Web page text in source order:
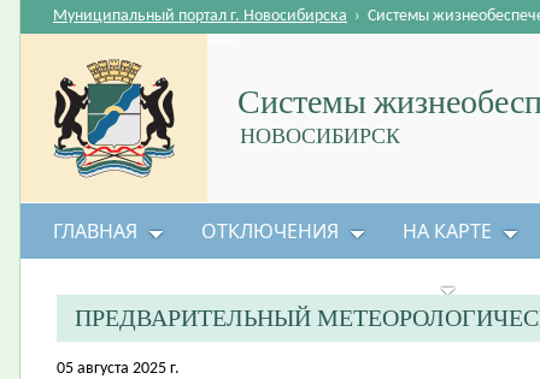
Системы
НОВОСИБИРСК
Муниципальный портал г. Новосибирска › Системы
ГЛАВНАЯ ОТКЛЮЧЕНИЯ НА КАРТЕ
ПРЕДВАРИТЕЛЬНЫЙ
05 августа 2025 г.